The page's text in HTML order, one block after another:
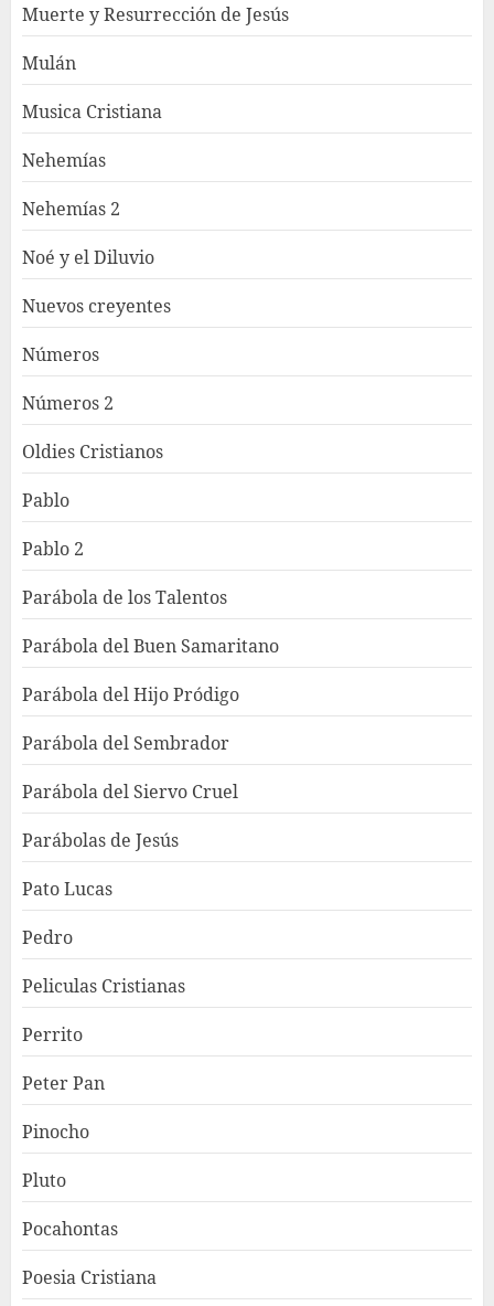
Muerte y Resurrección de Jesús
Mulán
Musica Cristiana
Nehemías
Nehemías 2
Noé y el Diluvio
Nuevos creyentes
Números
Números 2
Oldies Cristianos
Pablo
Pablo 2
Parábola de los Talentos
Parábola del Buen Samaritano
Parábola del Hijo Pródigo
Parábola del Sembrador
Parábola del Siervo Cruel
Parábolas de Jesús
Pato Lucas
Pedro
Peliculas Cristianas
Perrito
Peter Pan
Pinocho
Pluto
Pocahontas
Poesia Cristiana